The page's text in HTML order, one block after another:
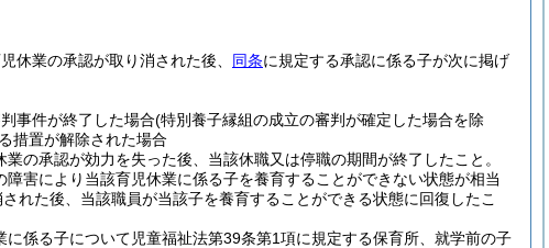
休業の承認が取り消された後、 同条に規定する承認に係る子が次に掲げ
事件が終了した場合(特別養子縁組の成立の審判が確定した場合を除
措置が解除された場合
の承認が効力を失った後、当該休職又は停職の期間が終了したこと。
害により当該育児休業に係る子を養育することができない状態が相当
れた後、当該職員が当該子を養育することができる状態に回復したこ
係る子について児童福祉法第39条第1項に規定する保育所、就学前の子